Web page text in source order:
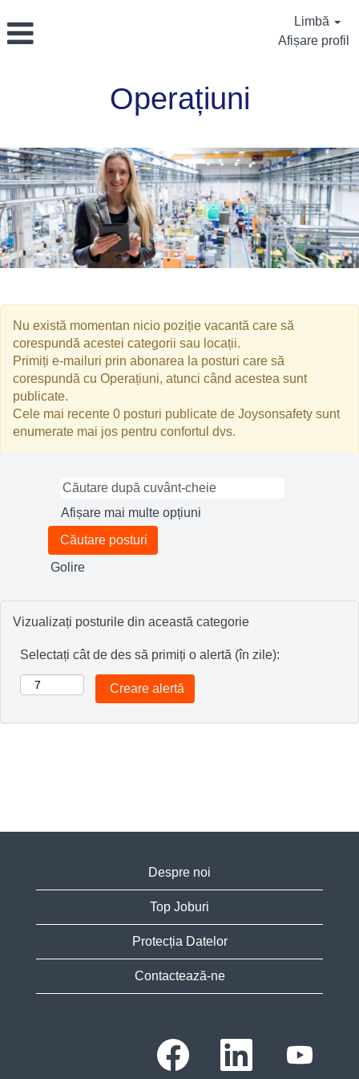
Limbă
Afișare profil
Operațiuni
Nu există momentan nicio poziție vacantă care să
corespundă acestei categorii sau locații.
Primiți e-mailuri prin abonarea la posturi care să
corespundă cu Operațiuni, atunci când acestea sunt
publicate.
Cele mai recente 0 posturi publicate de Joysonsafety sunt
enumerate mai jos pentru confortul dvs.
Afișare mai multe opțiuni
Golire
Vizualizați posturile din această categorie
Selectați cât de des să primiți o alertă (în zile):
Despre noi
Top Joburi
Protecția Datelor
Contactează-ne
S
e
d
S
d